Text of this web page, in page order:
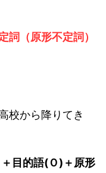
詞（原形不定詞）
校から降りてき
目的語(Ｏ)＋原形